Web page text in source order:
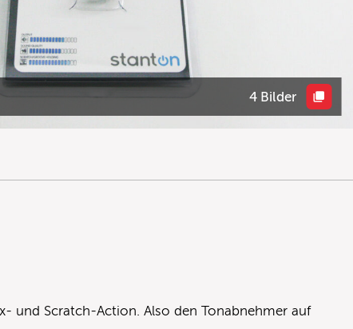
4 Bilder
und Scratch-Action. Also den Tonabnehmer auf